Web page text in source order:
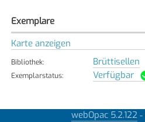
Exemplare
Karte anzeigen
Bibliothek: Brüttisellen
Exemplarstatus: Verfügbar
webOpac 5.2.122 -